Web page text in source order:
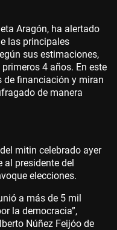
Aragón, ha alertado
las principales
sus estimaciones,
4 años. En este
de financiación y miran
de manera
mitin celebrado ayer
al presidente del
elecciones.
a más de 5 mil
la democracia”,
Núñez Feijóo de